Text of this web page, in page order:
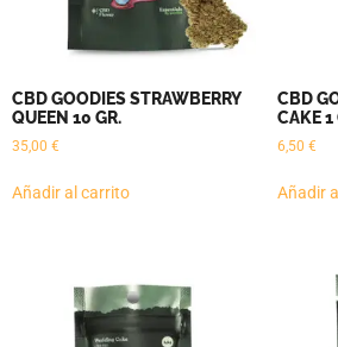
CBD GOODIES STRAWBERRY
QUEEN 10 GR.
35,00 €
Añadir al carrito
CBD
CAKE 1
6,50 €
Añadir